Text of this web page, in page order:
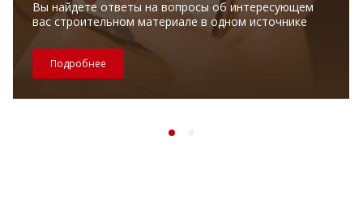
Вы найдете ответы на вопросы об интересующем
вас строительном материале в одном источнике
Подробнее